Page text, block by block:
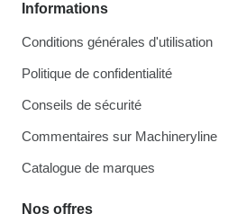
Informations
Conditions générales d'utilisation
Politique de confidentialité
Conseils de sécurité
Commentaires sur Machineryline
Catalogue de marques
Nos offres